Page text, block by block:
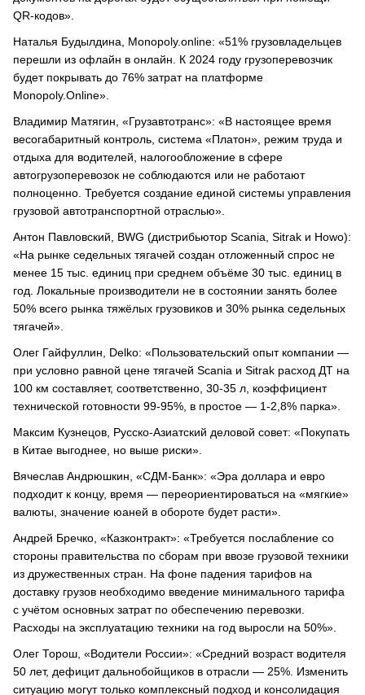
QR-кодов».
Наталья Будылдина, Monopoly.online: «51% грузовладельцев
перешли из офлайн в онлайн. К 2024 году грузоперевозчик
будет покрывать до 76% затрат на платформе
Monopoly.Online».
Владимир Матягин, «Грузавтотранс»: «В настоящее время
весогабаритный контроль, система «Платон», режим труда и
отдыха для водителей, налогообложение в сфере
автогрузоперевозок не соблюдаются или не работают
полноценно. Требуется создание единой системы управления
грузовой автотранспортной отраслью».
Антон Павловский, BWG (дистрибьютор Scania, Sitrak и Howo):
«На рынке седельных тягачей создан отложенный спрос не
менее 15 тыс. единиц при среднем объёме 30 тыс. единиц в
год. Локальные производители не в состоянии занять более
50% всего рынка тяжёлых грузовиков и 30% рынка седельных
тягачей».
Олег Гайфуллин, Delko: «Пользовательский опыт компании —
при условно равной цене тягачей Scania и Sitrak расход ДТ на
100 км составляет, соответственно, 30-35 л, коэффициент
технической готовности 99-95%, в простое — 1-2,8% парка».
Максим Кузнецов, Русско-Азиатский деловой совет: «Покупать
в Китае выгоднее, но выше риски».
Вячеслав Андрюшкин, «СДМ-Банк»: «Эра доллара и евро
подходит к концу, время — переориентироваться на «мягкие»
валюты, значение юаней в обороте будет расти».
Андрей Бречко, «Казконтракт»: «Требуется послабление со
стороны правительства по сборам при ввозе грузовой техники
из дружественных стран. На фоне падения тарифов на
доставку грузов необходимо введение минимального тарифа
с учётом основных затрат по обеспечению перевозки.
Расходы на эксплуатацию техники на год выросли на 50%».
Олег Торош, «Водители России»: «Средний возраст водителя
50 лет, дефицит дальнобойщиков в отрасли — 25%. Изменить
ситуацию могут только комплексный подход и консолидация